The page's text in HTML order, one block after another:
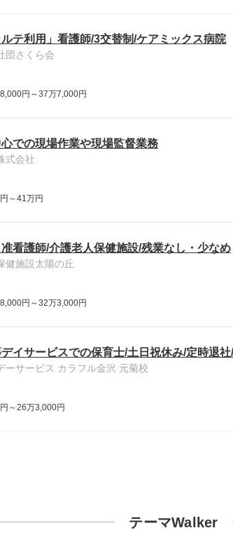
ルテ利用」看護師/3交替制/ケアミックス病院
団さくら会
円～37万7,000円
での現場作業や現場監督業務
式会社
～41万円
看護師/介護老人保健施設/残業なし・少なめ
健施設太陽の丘
円～32万3,000円
イサービスでの保育⼠/土日祝休み/定時退
ーサービス カラフル金沢 元菊校
～26万3,000円
テーマWalker